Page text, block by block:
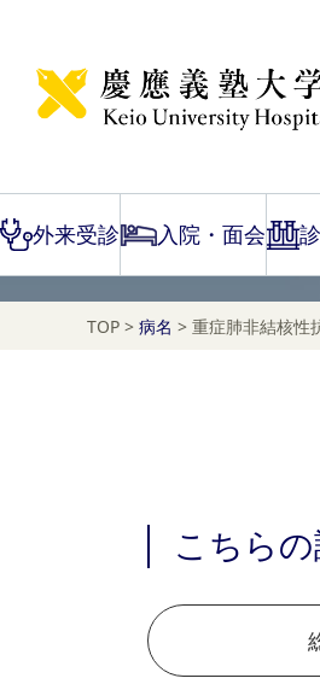
外来受診 入院・面会
Disease Name Search
TOP > 病名 > 重症肺非結核性
こちら